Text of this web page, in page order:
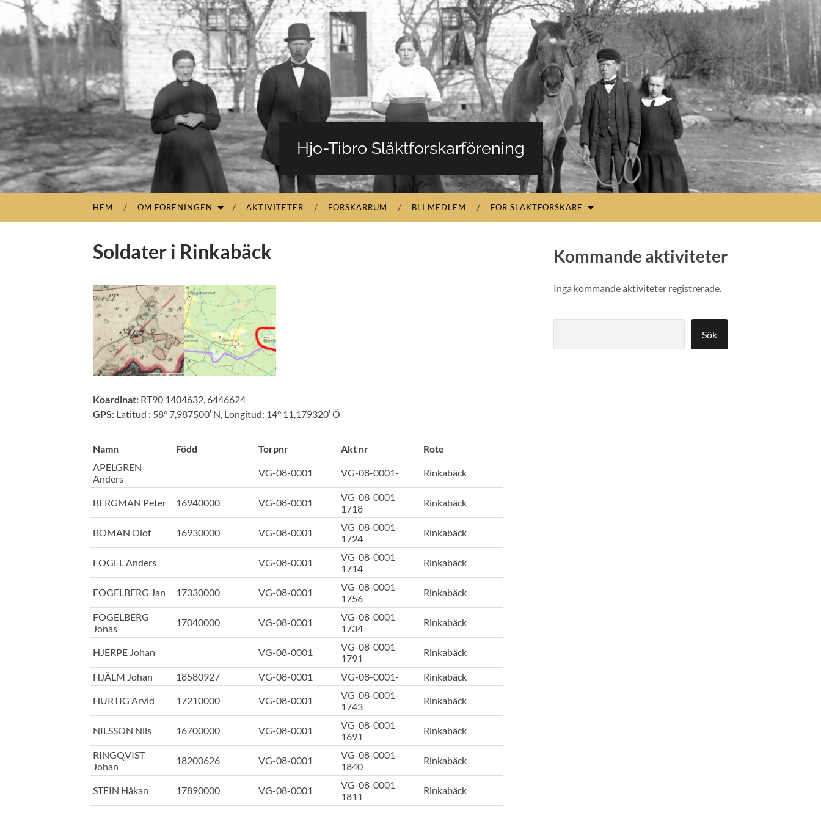
Hjo-Tibro Släktforskarförening
HEM OM FÖRENINGEN AKTIVITETER FORSKARRUM BLI MEDLEM FÖR SLÄKTFORSKARE
Soldater i Rinkabäck
Koardinat: RT90 1404632, 6446624
GPS: Latitud : 58° 7,987500′ N, Longitud: 14° 11,179320′ Ö
Namn Född Torpnr Akt nr
Rote
APELGREN
Anders
VG-08-0001 VG-08-0001- Rinkabäck
BERGMAN Peter 16940000 VG-08-0001
VG-08-0001-
1718
Rinkabäck
BOMAN Olof 16930000 VG-08-0001
VG-08-0001-
1724
Rinkabäck
FOGEL Anders VG-08-0001
VG-08-0001-
1714
Rinkabäck
FOGELBERG Jan 17330000 VG-08-0001
VG-08-0001-
1756
Rinkabäck
FOGELBERG
Jonas
17040000 VG-08-0001
VG-08-0001-
1734
Rinkabäck
HJERPE Johan VG-08-0001
VG-08-0001-
1791
Rinkabäck
HJÄLM Johan 18580927 VG-08-0001 VG-08-0001- Rinkabäck
HURTIG Arvid 17210000 VG-08-0001
VG-08-0001-
1743
Rinkabäck
NILSSON Nils 16700000 VG-08-0001
VG-08-0001-
1691
Rinkabäck
RINGQVIST
Johan
18200626 VG-08-0001
VG-08-0001-
1840
Rinkabäck
STEIN Håkan 17890000 VG-08-0001
VG-08-0001-
1811
Rinkabäck
Kommande aktiviteter
Inga kommande aktiviteter registrerade.
Sök